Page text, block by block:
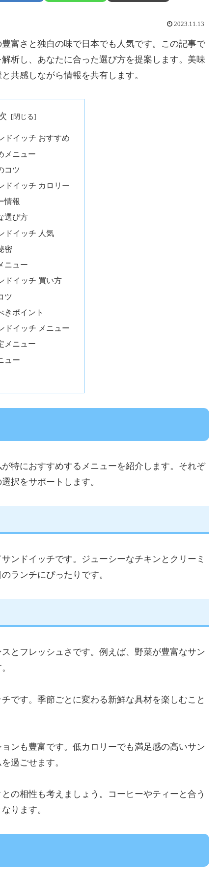
2023.11.13
富さと独自の味で日本でも人気です。この記事で
析し、あなたに合った選び方を提案します。美味
共感しながら情報を共有します。
ドイッチ おすすめ
メニュー
コツ
ドイッチ カロリー
情報
選び方
ドイッチ 人気
密
ニュー
ドイッチ 買い方
ツ
きポイント
ドイッチ メニュー
メニュー
ュー
特におすすめするメニューを紹介します。それぞ
択をサポートします。
ンドイッチです。ジューシーなチキンとクリーミ
ランチにぴったりです。
とフレッシュさです。例えば、野菜が豊富なサン
です。季節ごとに変わる新鮮な具材を楽しむこと
ンも豊富です。低カロリーでも満足感の高いサン
過ごせます。
の相性も考えましょう。コーヒーやティーと合う
ります。